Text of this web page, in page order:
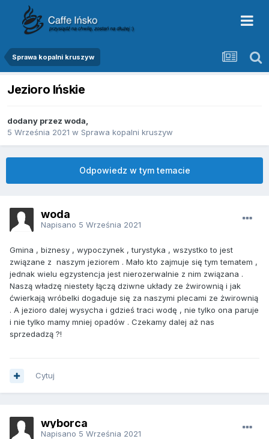
Sprawa kopalni kruszyw
Jezioro Ińskie
dodany przez woda,
5 Września 2021 w Sprawa kopalni kruszyw
Odpowiedz w tym temacie
woda
Napisano 5 Września 2021
Gmina , biznesy , wypoczynek , turystyka , wszystko to jest
związane z naszym jeziorem . Mało kto zajmuje się tym tematem ,
jednak wielu egzystencja jest nierozerwalnie z nim związana .
Naszą władzę niestety łączą dziwne układy ze żwirownią i jak
ćwierkają wróbelki dogaduje się za naszymi plecami ze żwirownią
. A jezioro dalej wysycha i gdzieś traci wodę , nie tylko ona paruje
i nie tylko mamy mniej opadów . Czekamy dalej aż nas
sprzedadzą ?!
Cytuj
wyborca
Napisano 5 Września 2021